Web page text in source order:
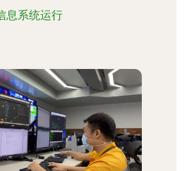
息系统运行